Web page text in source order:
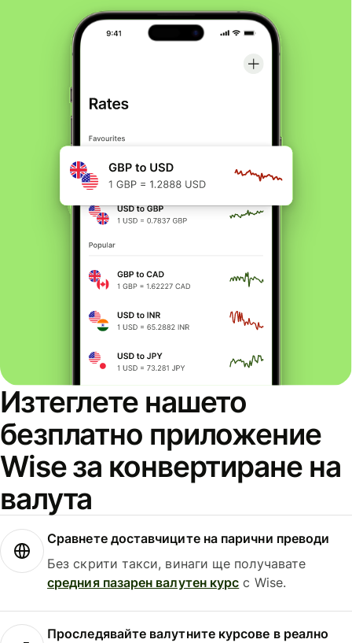
Изтеглете нашето
безплатно приложение
Wise за конвертиране на
валута
Сравнете доставчиците на парични преводи
Без скрити такси, винаги ще получавате
средния пазарен валутен курс с Wise.
Проследявайте валутните курсове в реално